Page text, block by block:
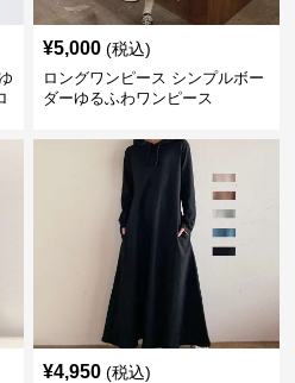
¥5,000 (税込)
ロングワンピース シンプルボー
ダーゆるふわワンピース
¥4,950 (税込)